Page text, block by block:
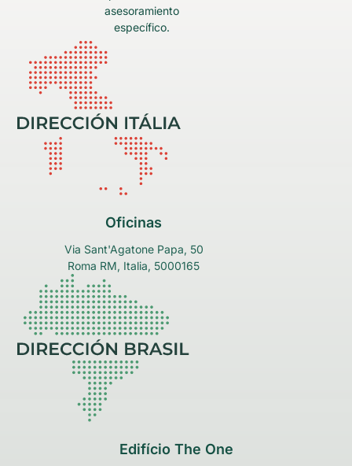
asesoramiento
específico.
Oficinas
Via Sant'Agatone Papa, 50
Roma RM, Italia, 5000165
Edifício The One